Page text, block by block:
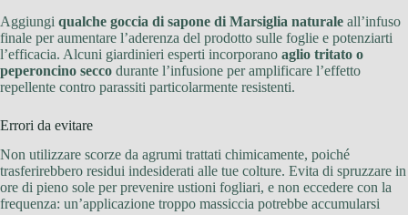
Aggiungi qualche goccia di sapone di Marsiglia naturale all’infuso
finale per aumentare l’aderenza del prodotto sulle foglie e potenziarti
l’efficacia. Alcuni giardinieri esperti incorporano aglio tritato o
peperoncino secco durante l’infusione per amplificare l’effetto
repellente contro parassiti particolarmente resistenti.
Errori da evitare
Non utilizzare scorze da agrumi trattati chimicamente, poiché
trasferirebbero residui indesiderati alle tue colture. Evita di spruzzare in
ore di pieno sole per prevenire ustioni fogliari, e non eccedere con la
frequenza: un’applicazione troppo massiccia potrebbe accumularsi